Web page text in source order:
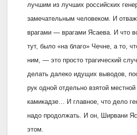
лучшим из лучших российских
замечательным человеком. И
врагами — врагами Ясаева. И что
тут, было «на благо» Чечне, а то,
ним, — это просто трагический
делать далеко идущих выводов,
рук одной отдельно взятой местной
камикадзе… И главное, что дело
надо продолжать. И он, Ширвани
этом.